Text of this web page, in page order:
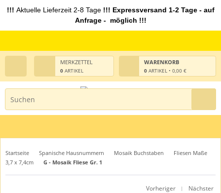
!!! Aktuelle Lieferzeit 2-8 Tage !!! Expressversand 1-2 Tage - auf
Anfrage - möglich !!!
WARENKORB
0 ARTIKEL • 0,00 €
MERKZETTEL
0 ARTIKEL
Startseite Spanische Hausnummern Mosaik Buchstaben
Fliesen Maße
3,7 x 7,4cm
G - Mosaik Fliese Gr. 1
Vorheriger | Nächster